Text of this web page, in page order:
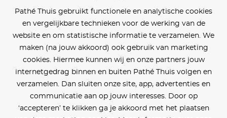
Pathé Thuis gebruikt functionele en analytische cookies
en vergelijkbare technieken voor de werking van de
website en om statistische informatie te verzamelen. We
maken (na jouw akkoord) ook gebruik van marketing
cookies. Hiermee kunnen wij en onze partners jouw
internetgedrag binnen en buiten Pathé Thuis volgen en
verzamelen. Dan sluiten onze site, app, advertenties en
communicatie aan op jouw interesses. Door op
‘accepteren’ te klikken ga je akkoord met het plaatsen
Klantenservice
Betaalinstellingen
Cookie voorkeuren
Over Pathé Thuis